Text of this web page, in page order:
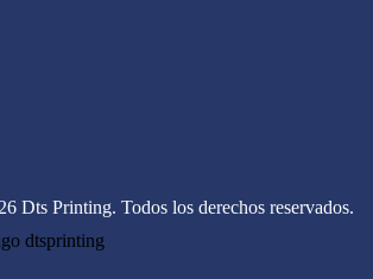
Dts Printing. Todos los derechos reservados.